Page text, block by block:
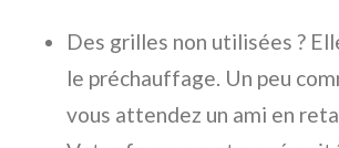
Des grilles non utilisées ?
le préchauffage. Un peu
vous attendez un ami en